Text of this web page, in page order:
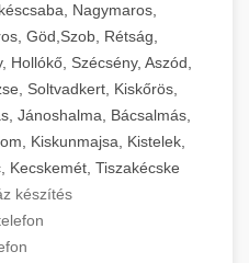
Nagymaros,
Göd,Szob, Rétság,
Hollókő, Szécsény, Aszód,
Soltvadkert, Kiskőrös,
Jánoshalma, Bácsalmás,
Kiskunmajsa, Kistelek,
Kecskemét, Tiszakécske
készítés